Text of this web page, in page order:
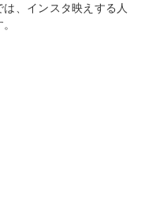
、インスタ映えする人